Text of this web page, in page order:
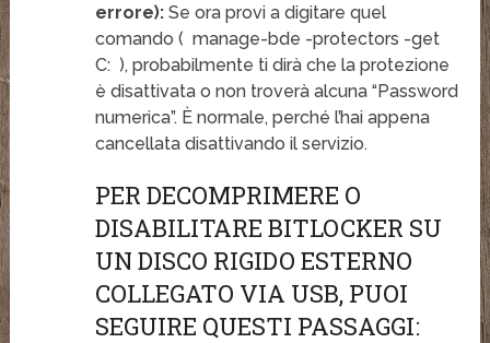
errore):Se ora provi a digitare quel
comando ( manage-bde -protectors -get
C: ), probabilmente ti dirà che la protezione
è disattivata o non troverà alcuna “Password
numerica”. È normale, perché l’hai appena
cancellata disattivando il servizio.
PER DECOMPRIMERE O
DISABILITARE BITLOCKER SU
UN DISCO RIGIDO ESTERNO
COLLEGATO VIA USB, PUOI
SEGUIRE QUESTI PASSAGGI: